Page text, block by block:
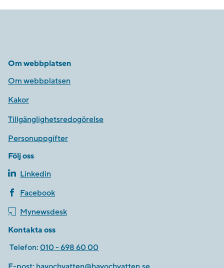
Om webbplatsen
Om webbplatsen
Kakor
Tillgänglighetsredogörelse
Personuppgifter
Följ oss
Linkedin
Facebook
Mynewsdesk
Kontakta oss
Telefon: 010 - 698 60 00